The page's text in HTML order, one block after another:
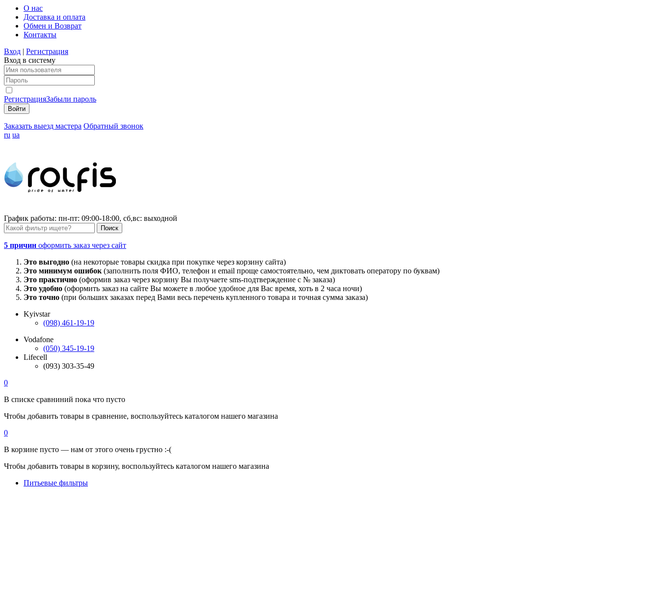
О нас
Доставка и оплата
Обмен и Возврат
Контакты
Вход | Регистрация
Вход в систему
РегистрацияЗабыли пароль
Заказать выезд мастера Обратный звонок
ru ua
График работы: пн-пт: 09:00-18:00, сб,вс: выходной
5 причин оформить заказ через сайт
Это выгодно (на некоторые товары скидка при покупке через корзину сайта)
Это минимум ошибок (заполнить поля ФИО, телефон и email проще самостоятельно, чем диктовать оператору по буквам)
Это практично (оформив заказ через корзину Вы получаете sms-подтверждение с № заказа)
Это удобно (оформить заказ на сайте Вы можете в любое удобное для Вас время, хоть в 2 часа ночи)
Это точно (при больших заказах перед Вами весь перечень купленного товара и точная сумма заказа)
Kyivstar
(098) 461-19-19
Vodafone
(050) 345-19-19
Lifecell
(093) 303-35-49
0
В списке сравниний пока что пусто
Чтобы добавить товары в сравнение, воспользуйтесь каталогом нашего магазина
0
В корзине пусто — нам от этого очень грустно :-(
Чтобы добавить товары в корзину, воспользуйтесь каталогом нашего магазина
Питьевые фильтры